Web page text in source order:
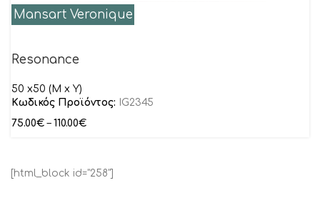
Mansart Veronique
Resonance
50 x50 (M x Y)
Κωδικός Προϊόντος:
IG2345
75.00€ – 110.00€
[html_block id="258"]